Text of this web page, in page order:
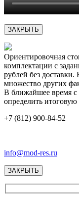
ЗАКРЫТЬ
Ориентировочная
комплектации с
рублей без
множество других
В ближайшее время
определить итоговую
+7 (812) 900-84-52
info@mod-res.ru
ЗАКРЫТЬ